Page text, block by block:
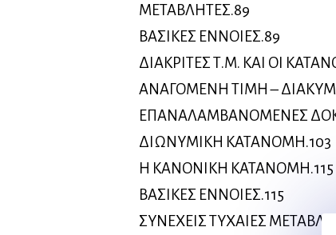
ΜΕΤΑΒΛΗΤΕΣ.89
ΒΑΣΙΚΕΣ ΕΝΝΟΙΕΣ.89
ΔΙΑΚΡΙΤΕΣ Τ.Μ. ΚΑΙ ΟΙ
ΑΝΑΓΟΜΕΝΗ ΤΙΜΗ –
ΕΠΑΝΑΛΑΜΒΑΝΟΜΕΝΕΣ
ΔΙΩΝΥΜΙΚΗ ΚΑΤΑΝΟΜΗ.103
Η ΚΑΝΟΝΙΚΗ ΚΑΤΑΝΟΜΗ.115
ΒΑΣΙΚΕΣ ΕΝΝΟΙΕΣ.115
ΣΥΝΕΧΕΙΣ ΤΥΧΑΙΕΣ